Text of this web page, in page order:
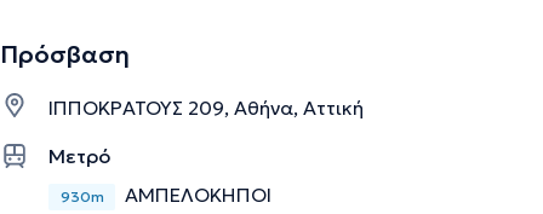
Πρόσβαση
ΙΠΠΟΚΡΑΤΟΥΣ 209, Αθήνα, Αττική
Μετρό
930m ΑΜΠΕΛΟΚΗΠΟΙ